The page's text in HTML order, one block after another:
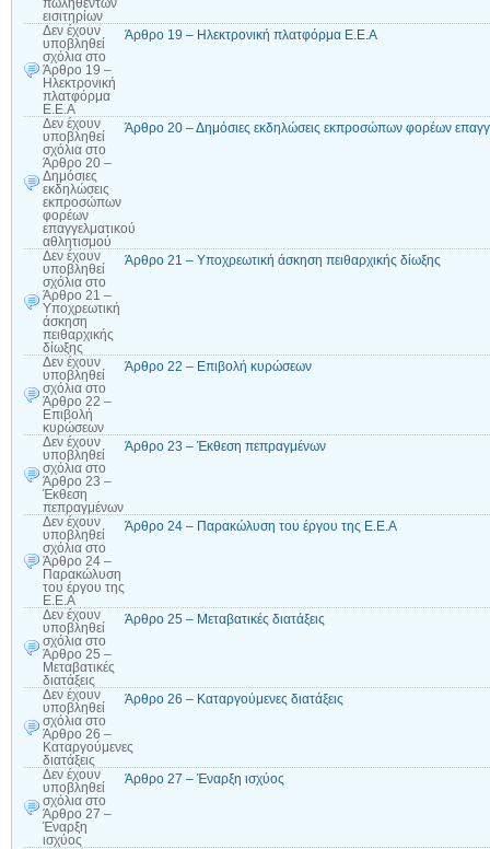
πωληθέντων
εισιτηρίων
Δεν έχουν
υποβληθεί
σχόλια στο
Άρθρο 19 –
Ηλεκτρονική
πλατφόρμα
Ε.Ε.Α
Άρθρο 19 – Ηλεκτρονική πλατφόρμα Ε.Ε.Α
Δεν έχουν
υποβληθεί
σχόλια στο
Άρθρο 20 –
Δημόσιες
εκδηλώσεις
εκπροσώπων
φορέων
επαγγελματικού
αθλητισμού
Άρθρο 20 – Δημόσιες εκδηλώσεις εκπροσώπων φορέων
Δεν έχουν
υποβληθεί
σχόλια στο
Άρθρο 21 –
Υποχρεωτική
άσκηση
πειθαρχικής
δίωξης
Άρθρο 21 – Υποχρεωτική άσκηση πειθαρχικής δίωξης
Δεν έχουν
υποβληθεί
σχόλια στο
Άρθρο 22 –
Επιβολή
κυρώσεων
Άρθρο 22 – Επιβολή κυρώσεων
Δεν έχουν
υποβληθεί
σχόλια στο
Άρθρο 23 –
Έκθεση
πεπραγμένων
Άρθρο 23 – Έκθεση πεπραγμένων
Δεν έχουν
υποβληθεί
σχόλια στο
Άρθρο 24 –
Παρακώλυση
του έργου της
Ε.Ε.Α
Άρθρο 24 – Παρακώλυση του έργου της Ε.Ε.Α
Δεν έχουν
υποβληθεί
σχόλια στο
Άρθρο 25 –
Μεταβατικές
διατάξεις
Άρθρο 25 – Μεταβατικές διατάξεις
Δεν έχουν
υποβληθεί
σχόλια στο
Άρθρο 26 –
Καταργούμενες
διατάξεις
Άρθρο 26 – Καταργούμενες διατάξεις
Δεν έχουν
υποβληθεί
σχόλια στο
Άρθρο 27 –
Έναρξη
ισχύος
Άρθρο 27 – Έναρξη ισχύος